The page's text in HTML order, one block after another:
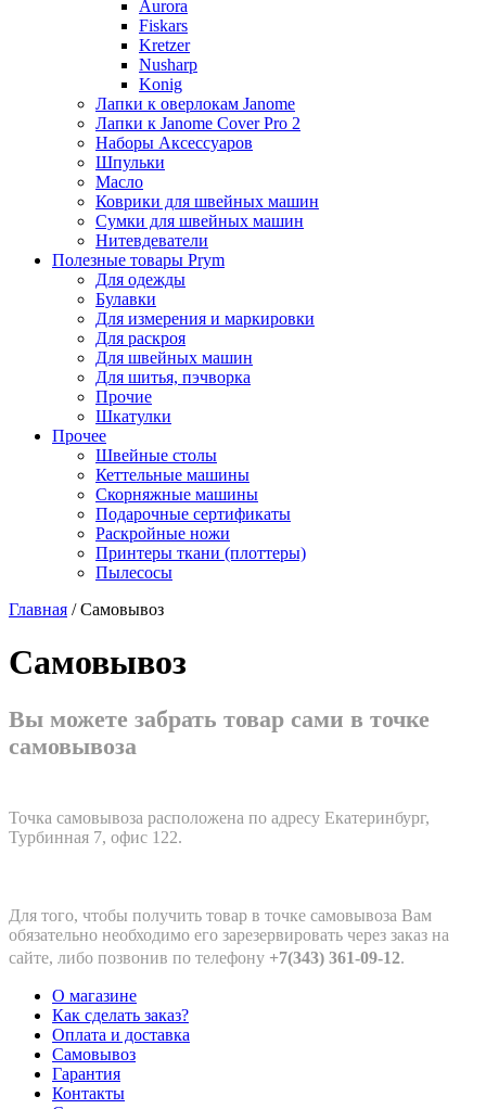
Aurora
Fiskars
Kretzer
Nusharp
Konig
Лапки к оверлокам Janome
Лапки к Janome Cover Pro 2
Наборы Аксессуаров
Шпульки
Масло
Коврики для швейных машин
Сумки для швейных машин
Нитевдеватели
Полезные товары Prym
Для одежды
Булавки
Для измерения и маркировки
Для раскроя
Для швейных машин
Для шитья, пэчворка
Прочие
Шкатулки
Прочее
Швейные столы
Кеттельные машины
Скорняжные машины
Подарочные сертификаты
Раскройные ножи
Принтеры ткани (плоттеры)
Пылесосы
Главная /Самовывоз
Самовывоз
Вы можете забрать товар сами в точке
самовывоза
Точка самовывоза расположена по адресу Екатеринбург,
Турбинная 7, офис 122.
Для того, чтобы получить товар в точке самовывоза Вам
обязательно необходимо его зарезервировать через заказ на
сайте, либо позвонив по телефону +7(343) 361-09-12.
О магазине
Как сделать заказ?
Оплата и доставка
Самовывоз
Гарантия
Контакты